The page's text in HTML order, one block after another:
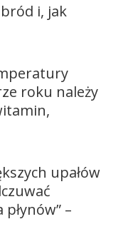
i, jak
roku należy
upałów
–